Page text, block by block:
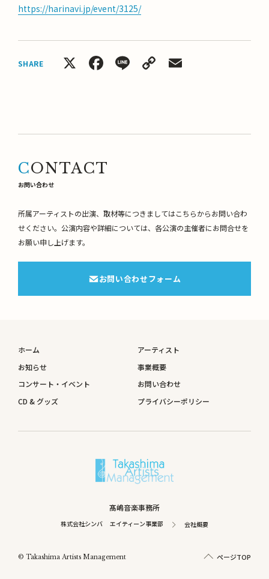
https://harinavi.jp/event/3125/
SHARE X Facebook
LineCopy
CONTACT
お問い合わせ
所属アーティストの出演、取材等につきましてはこちらからお問い合わ
せください。 公演内容や詳細については、各公演の主催者にお問合せを
お願い申し上げます。
お問い合わせフォーム
ホーム
お知らせ
コンサート・イベント
CD & グッズ
アーティスト
事業概要
お問い合わせ
プライバシーポリシー
髙嶋音楽事務所
株式会社シンバ エイティーン事業部 会社概要
© Takashima Artists Management ページTOP